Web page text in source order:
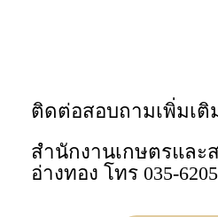
ติดต่อสอบถามเพิ่มเติ
สำนักงานเกษตรแล
อ่างทอง โทร 035-